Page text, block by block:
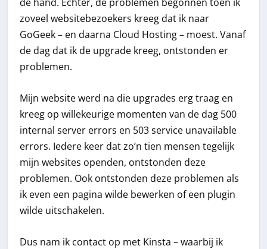
de hand. Echter, de problemen begonnen toen ik
zoveel websitebezoekers kreeg dat ik naar
GoGeek – en daarna Cloud Hosting – moest. Vanaf
de dag dat ik de upgrade kreeg, ontstonden er
problemen.
Mijn website werd na die upgrades erg traag en
kreeg op willekeurige momenten van de dag 500
internal server errors en 503 service unavailable
errors. Iedere keer dat zo’n tien mensen tegelijk
mijn websites openden, ontstonden deze
problemen. Ook ontstonden deze problemen als
ik even een pagina wilde bewerken of een plugin
wilde uitschakelen.
Dus nam ik contact op met Kinsta – waarbij ik